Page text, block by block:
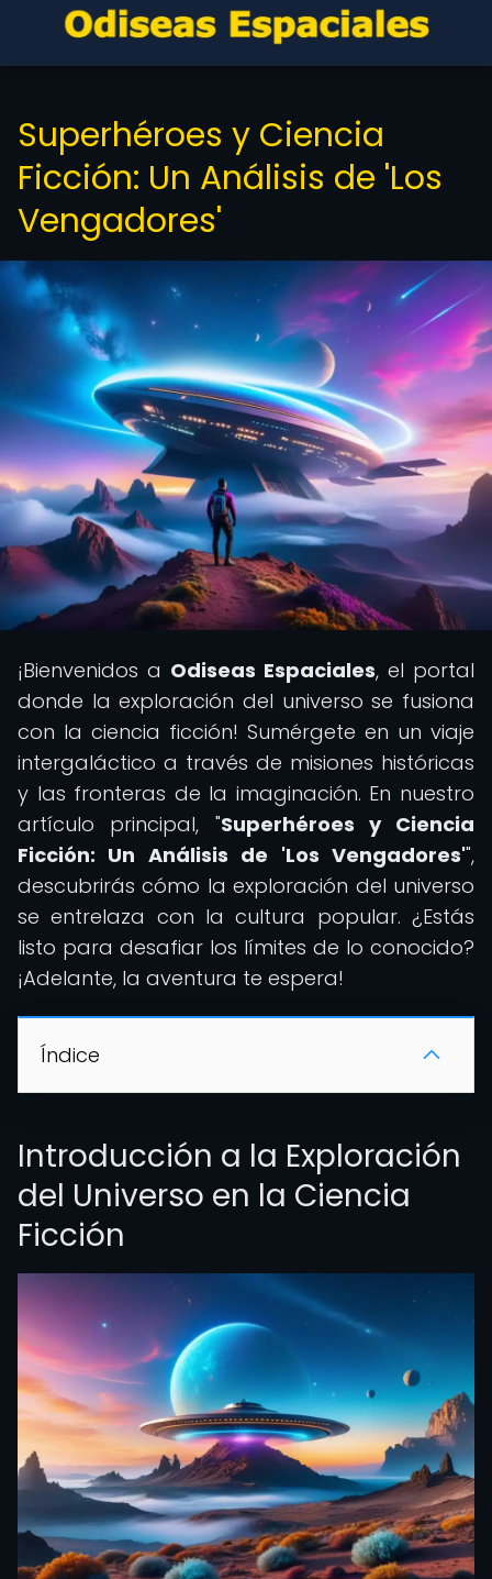
Superhéroes y Ciencia
Ficción: Un Análisis de 'Los
Vengadores'
¡Bienvenidos a Odiseas Espaciales, el portal
donde la exploración del universo se fusiona
con la ciencia ficción! Sumérgete en un viaje
intergaláctico a través de misiones históricas
y las fronteras de la imaginación. En nuestro
artículo principal, "Superhéroes y Ciencia
Ficción: Un Análisis de 'Los Vengadores'",
descubrirás cómo la exploración del universo
se entrelaza con la cultura popular. ¿Estás
listo para desafiar los límites de lo conocido?
¡Adelante, la aventura te espera!
Índice
Introducción a la Exploración
del Universo en la Ciencia
Ficción